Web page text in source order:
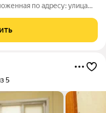
по адресу: улица
ищущих комфортное
5